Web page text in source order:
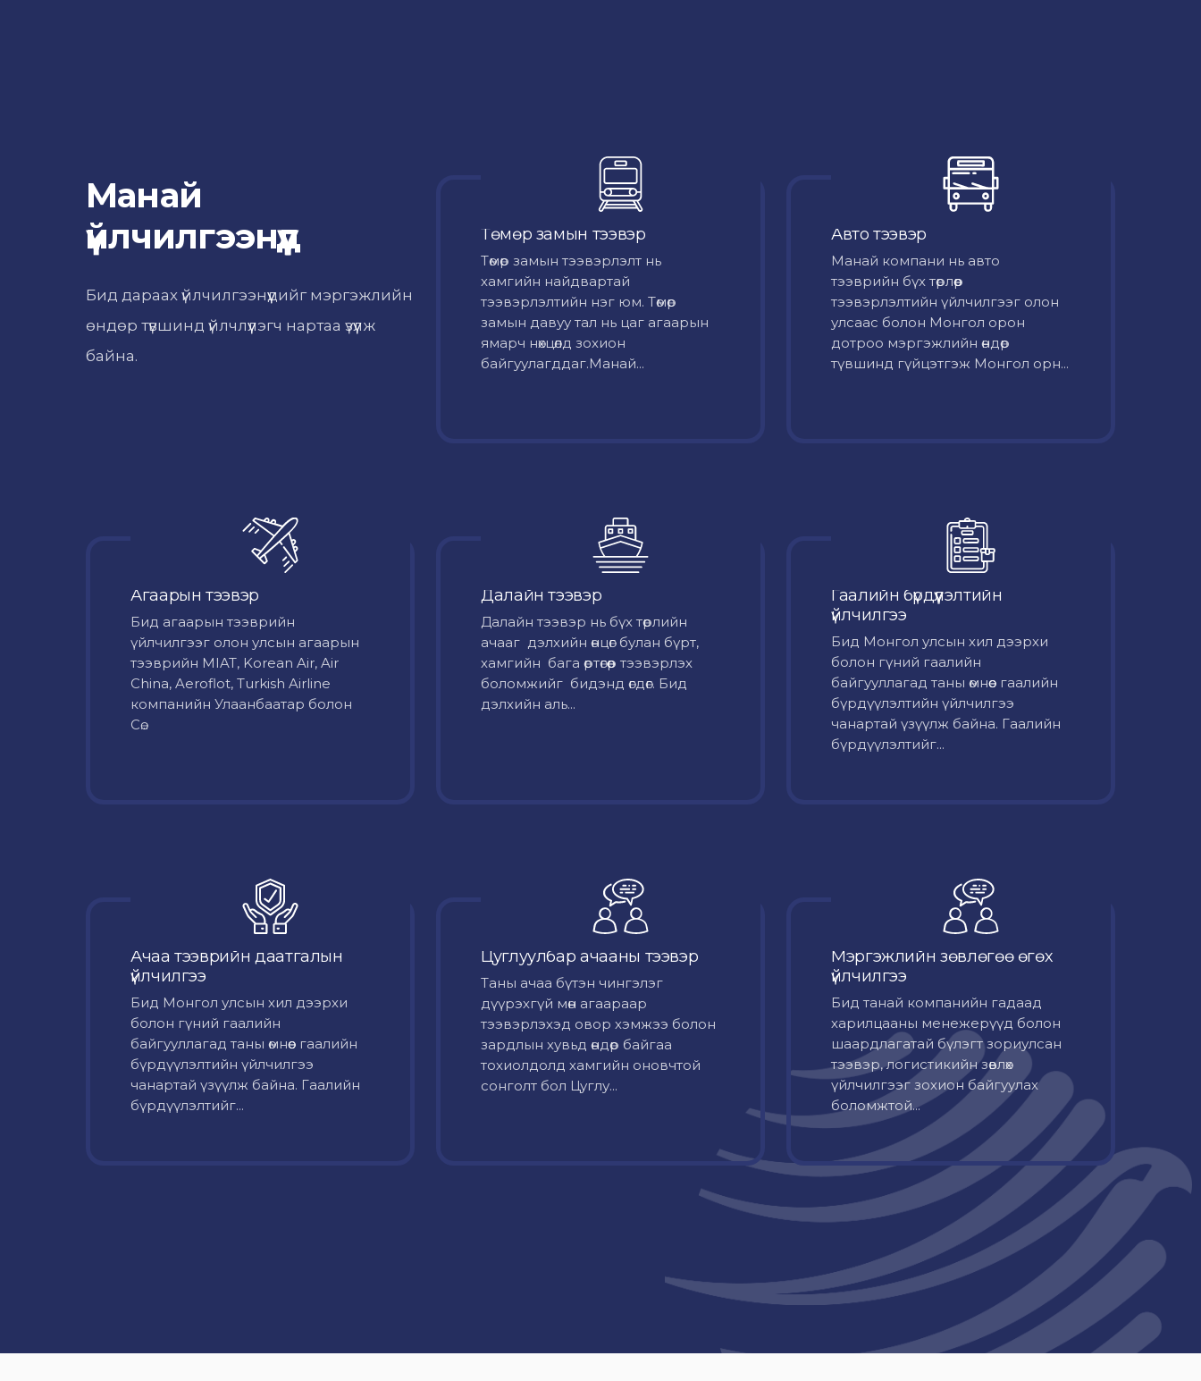
Манай
үйлчилгээнүүд
Бид дараах үйлчилгээнүүдийг мэргэжлийн
өндөр түвшинд үйлчлүүлэгч нартаа үзүүлж
байна.
Төмөр замын тээвэр
Төмөр замын тээвэрлэлт нь
хамгийн найдвартай
тээвэрлэлтийн нэг юм. Төмөр
замын давуу тал нь цаг агаарын
ямарч нөхцөлд зохион
байгуулагддаг.Манай...
Авто тээвэр
Mанай компани нь авто
тээврийн бүх төрлөөр
тээвэрлэлтийн үйлчилгээг олон
улсаас болон Монгол орон
дотроо мэргэжлийн өндөр
түвшинд гүйцэтгэж Монгол орн...
Агаарын тээвэр
Бид агаарын тээврийн
үйлчилгээг олон улсын агаарын
тээврийн MIAT, Korean Air, Air
China, Aeroflot, Turkish Airline
компанийн Улаанбаатар болон
Сө...
Далайн тээвэр
Далайн тээвэр нь бүх төрлийн
ачааг дэлхийн өнцөг булан бүрт,
хамгийн бага өртөгөөр тээвэрлэх
боломжийг бидэнд өгдөг. Бид
дэлхийн аль...
Гаалийн бүрдүүлэлтийн
үйлчилгээ
Бид Монгол улсын хил дээрхи
болон гүний гаалийн
байгууллагад таны өмнөөс гаалийн
бүрдүүлэлтийн үйлчилгээ
чанартай үзүүлж байна. Гаалийн
бүрдүүлэлтийг...
Ачаа тээврийн даатгалын
үйлчилгээ
Бид Монгол улсын хил дээрхи
болон гүний гаалийн
байгууллагад таны өмнөөс гаалийн
бүрдүүлэлтийн үйлчилгээ
чанартай үзүүлж байна. Гаалийн
бүрдүүлэлтийг...
Цуглуулбар ачааны тээвэр
Таны ачаа бүтэн чингэлэг
дүүрэхгүй мөн агаараар
тээвэрлэхэд овор хэмжээ болон
зардлын хувьд өндөр байгаа
тохиолдолд хамгийн оновчтой
сонголт бол Цуглу...
Мэргэжлийн зөвлөгөө өгөх
үйлчилгээ
Бид танай компанийн гадаад
харилцааны менежерүүд болон
шаардлагатай бүлэгт зориулсан
тээвэр, логистикийн зөвлөх
үйлчилгээг зохион байгуулах
боломжтой...